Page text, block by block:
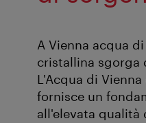
A Vienna acqua
cristallina sgorga
L'Acqua di
fornisce un
all'elevata qualità